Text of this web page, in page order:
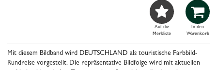

Auf die
Merkliste

In den
Warenkorb
Mit diesem Bildband wird DEUTSCHLAND als touristische Farbbild-
Rundreise vorgestellt. Die repräsentative Bildfolge wird mit aktuellen